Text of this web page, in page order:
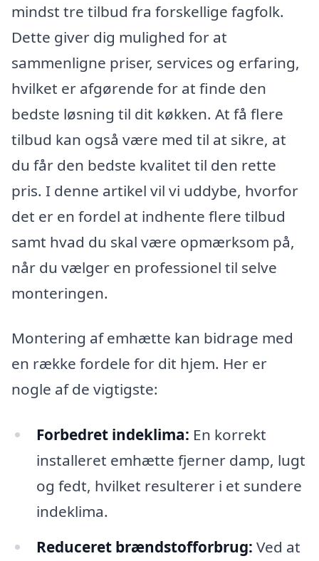
mindst tre tilbud fra forskellige fagfolk.
Dette giver dig mulighed for at
sammenligne priser, services og erfaring,
hvilket er afgørende for at finde den
bedste løsning til dit køkken. At få flere
tilbud kan også være med til at sikre, at
du får den bedste kvalitet til den rette
pris. I denne artikel vil vi uddybe, hvorfor
det er en fordel at indhente flere tilbud
samt hvad du skal være opmærksom på,
når du vælger en professionel til selve
monteringen.
Montering af emhætte kan bidrage med
en række fordele for dit hjem. Her er
nogle af de vigtigste:
Forbedret indeklima: En korrekt
installeret emhætte fjerner damp, lugt
og fedt, hvilket resulterer i et sundere
indeklima.
Reduceret brændstofforbrug: Ved at